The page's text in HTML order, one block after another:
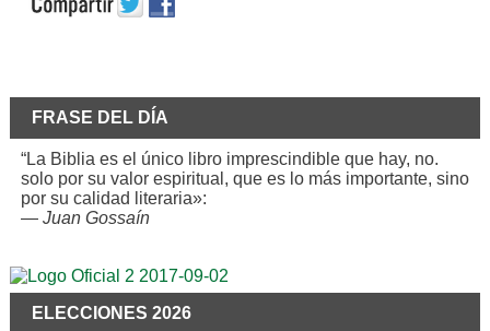
FRASE DEL DÍA
“La Biblia es el único libro imprescindible que hay, no.
solo por su valor espiritual, que es lo más importante, sino
por su calidad literaria»:
— Juan Gossaín
ELECCIONES 2026